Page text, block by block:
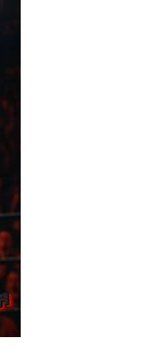
Прогноз на бой
Арнольд Аллен на
Анонимно
Спасибо что